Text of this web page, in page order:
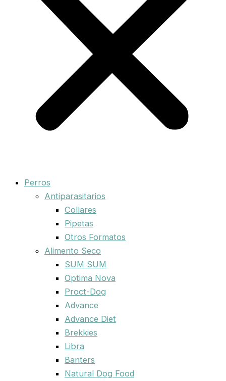
Perros
Antiparasitarios
Collares
Pipetas
Otros Formatos
Alimento Seco
SUM SUM
Optima Nova
Proct-Dog
Advance
Advance Diet
Brekkies
Libra
Banters
Natural Dog Food